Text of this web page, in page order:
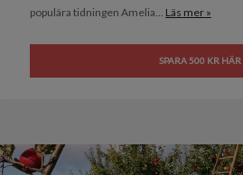
populära tidningen Amelia... Läs mer »
SPARA 500 KR HÄR